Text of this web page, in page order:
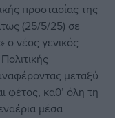
προστασίας της
(25/5/25) σε
ο νέος γενικός
μεταξύ
φέτος, καθ’ όλη τη
μέσα